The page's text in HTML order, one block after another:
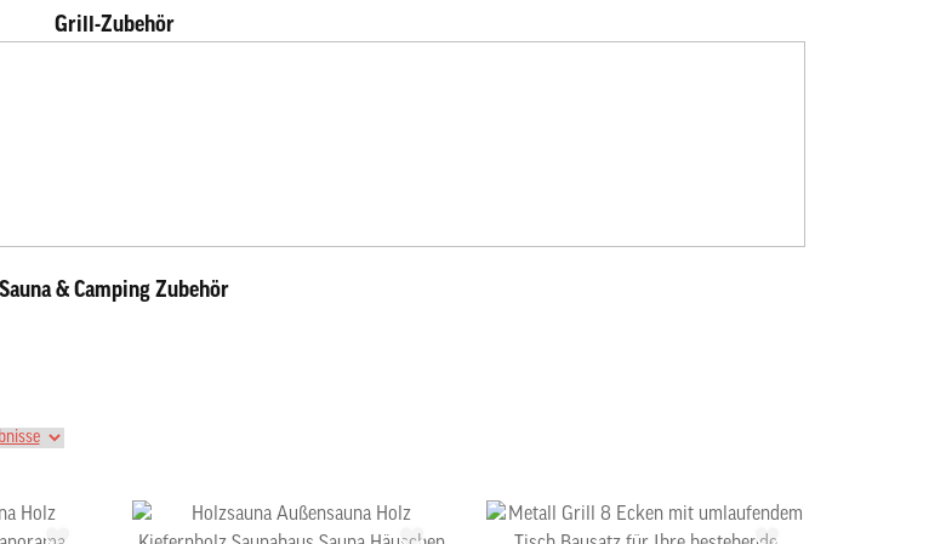
Grill-Zubehör
Sauna & Camping Zubehör